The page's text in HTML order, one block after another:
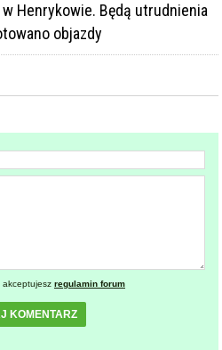
Henrykowie. Będą utrudnienia
objazdy
akceptujesz regulamin forum
KOMENTARZ